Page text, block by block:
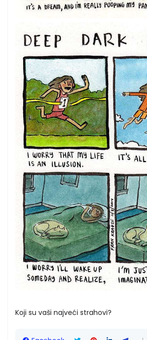
Koji su vaši najveći strahovi?